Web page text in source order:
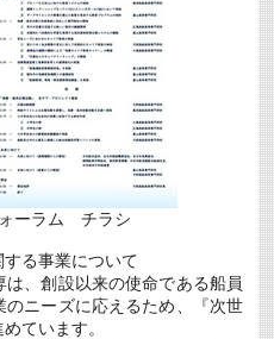
ーラム チラシ
る事業について
、創設以来の使命である船員
ニーズに応えるため、『次世
ています。